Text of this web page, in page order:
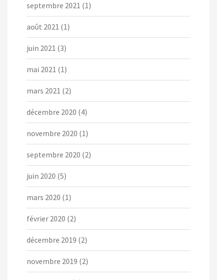
septembre 2021 (1)
août 2021 (1)
juin 2021 (3)
mai 2021 (1)
mars 2021 (2)
décembre 2020 (4)
novembre 2020 (1)
septembre 2020 (2)
juin 2020 (5)
mars 2020 (1)
février 2020 (2)
décembre 2019 (2)
novembre 2019 (2)